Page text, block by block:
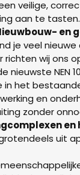
veilige,
aan te tasten.
en
je veel
richten wij ons
nieuwste NEN
in het
en
zonder
en
uit